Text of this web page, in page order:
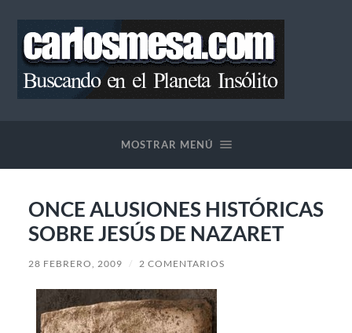
MOSTRAR MENÚ
ONCE ALUSIONES HISTÓRICAS
SOBRE JESÚS DE NAZARET
28 FEBRERO, 2009 / 2 COMENTARIOS